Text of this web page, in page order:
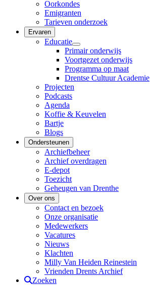
Oorkondes
Emigranten
Tarieven onderzoek
Ervaren
Educatie
Primair onderwijs
Voortgezet onderwijs
Programma op maat
Drentse Cultuur Academie
Projecten
Podcasts
Agenda
Koffie & Keuvelen
Bartje
Blogs
Ondersteunen
Archiefbeheer
Archief overdragen
E-depot
Toezicht
Geheugen van Drenthe
Over ons
Contact en bezoek
Onze organisatie
Medewerkers
Vacatures
Nieuws
Klachten
Milly Van Heiden Reinestein
Vrienden Drents Archief
Zoeken